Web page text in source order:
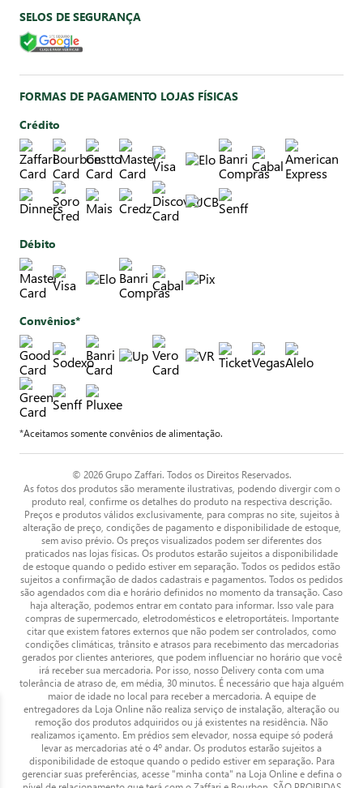
SELOS DE SEGURANÇA
FORMAS DE PAGAMENTO LOJAS FÍSICAS
Crédito
Débito
Convênios*
*Aceitamos somente convênios de alimentação.
© 2026 Grupo Zaffari. Todos os Direitos Reservados.
As fotos dos produtos são meramente ilustrativas, podendo divergir com o
produto real, confirme os detalhes do produto na respectiva descrição.
Preços e produtos válidos exclusivamente, para compras no site, sujeitos à
alteração de preço, condições de pagamento e disponibilidade de estoque,
sem aviso prévio. Os preços visualizados podem ser diferentes dos
praticados nas lojas físicas. Os produtos estarão sujeitos a disponibilidade
de estoque quando o pedido estiver em separação. Todos os pedidos estão
sujeitos a confirmação de dados cadastrais e pagamentos. Todos os pedidos
são agendados com dia e horário definidos no momento da transação. Caso
haja alteração, podemos entrar em contato para informar. Isso vale para
compras de supermercado, eletrodomésticos e eletroportáteis. Importante
citar que existem fatores externos que não podem ser controlados, como
condições climáticas, trânsito e atrasos para recebimento das mercadorias
gerados por clientes anteriores, que podem influenciar no horário que você
irá receber sua mercadoria. Por isso, nosso Delivery conta com uma
tolerância de atraso de, em média, 30 minutos. É necessário que haja alguém
maior de idade no local para receber a mercadoria. A equipe de
entregadores da Loja Online não realiza serviço de instalação, alteração ou
remoção dos produtos adquiridos ou já existentes na residência. Não
realizamos içamento. Em prédios sem elevador, nossa equipe só poderá
levar as mercadorias até o 4º andar. Os produtos estarão sujeitos a
disponibilidade de estoque quando o pedido estiver em separação. Para
gerenciar suas preferências, acesse "minha conta" na Loja Online e defina o